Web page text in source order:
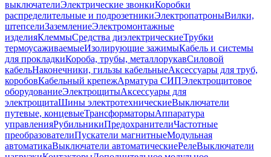
выключателиЭлектрические звонкиКоробки
распределительные и подрозетникиЭлектропатроныВилки,
штепселиЗаземлениеЭлектромонтажные
изделияКлеммыСредства диэлектрическиеТрубки
термоусаживаемыеИзолирующие зажимыКабель и системы
для прокладкиКороба, трубы, металлорукавСиловой
кабельНаконечники, гильзы кабельныеАксессуары для труб,
коробовКабельный крепежАрматура СИПЭлектрощитовое
оборудованиеЭлектрощитыАксессуары для
электрощитаШины электротехническиеВыключатели
путевые, концевыеТрансформаторыАппаратура
управленияРубильникиПредохранителиЧастотные
преобразователиПускатели магнитныеМодульная
автоматикаВыключатели автоматическиеРелеВыключатели